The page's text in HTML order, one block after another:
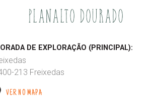
PLANALTO DOURADO
DE EXPLORAÇÃO (PRINCIPAL):
213 Freixedas
VER NO MAPA